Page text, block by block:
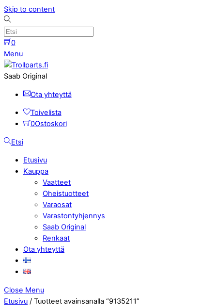
Skip to content
0
Menu
Saab Original
Ota yhteyttä
Toivelista
0Ostoskori
Etsi
Etusivu
Kauppa
Vaatteet
Oheistuotteet
Varaosat
Varastontyhjennys
Saab Original
Renkaat
Ota yhteyttä
Close Menu
Etusivu / Tuotteet avainsanalla “9135211”